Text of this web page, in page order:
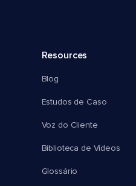
Resources
Blog
Estudos de Caso
Voz do Cliente
Biblioteca de Vídeos
Glossário